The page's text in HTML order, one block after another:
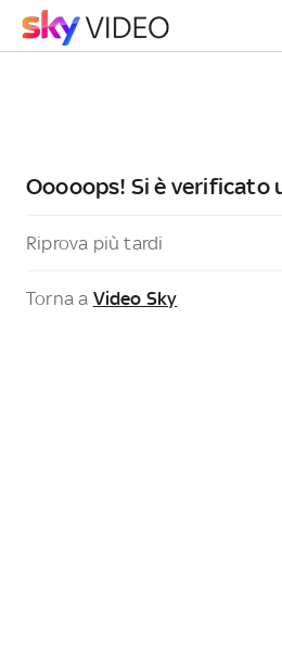
Ooooops! Si è verificato
Riprova più tardi
Torna a Video Sky